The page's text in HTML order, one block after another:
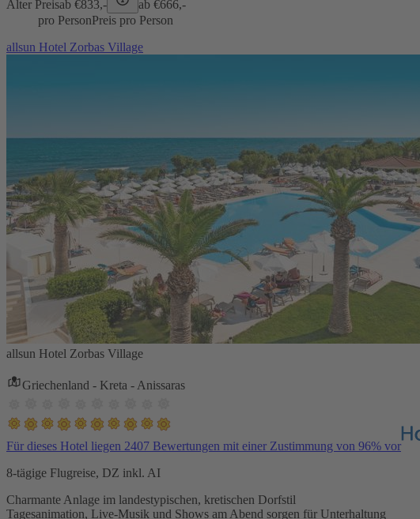
Alter Preisab €833,- ab €666,-
pro PersonPreis pro Person
allsun Hotel Zorbas Village
allsun Hotel Zorbas Village
Griechenland - Kreta - Anissaras
Für dieses Hotel liegen 2407 Bewertungen mit einer Zustimmung von 96% vor
8-tägige Flugreise, DZ inkl. AI
Charmante Anlage im landestypischen, kretischen Dorfstil
Tagesanimation, Live-Musik und Shows am Abend sorgen für Unterhaltung